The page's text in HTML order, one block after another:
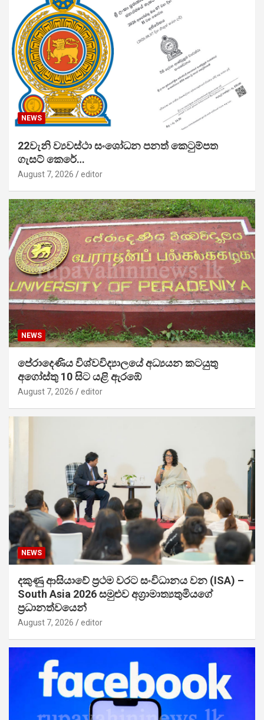
NEWS
22වැනි ව්‍යවස්ථා සංශෝධන පනත් කෙටුම්පත
ගැසට් කෙරේ…
August 7, 2026 editor
NEWS
පේරාදෙණිය විශ්වවිද්‍යාලයේ අධ්‍යයන කටයුතු
අගෝස්තු 10 සිට යළි ඇරඹේ
August 7, 2026 editor
NEWS
දකුණු ආසියාවේ ප්‍රථම වරට සංවිධානය වන (ISA) –
South Asia 2026 සමුළුව අග්‍රාමාත්‍යතුමියගේ
ප්‍රධානත්වයෙන්
August 7, 2026 editor